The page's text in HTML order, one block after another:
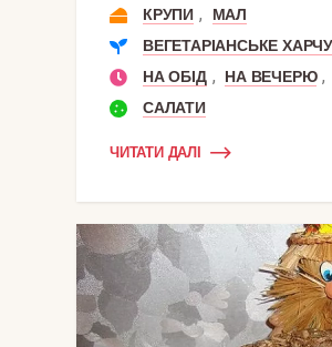
КРУПИ ,
МАЛ
ВЕГЕТАРІАНСЬКЕ
НА ОБІД , НА ВЕЧЕРЮ ,
САЛАТИ
ЧИТАТИ ДАЛІ